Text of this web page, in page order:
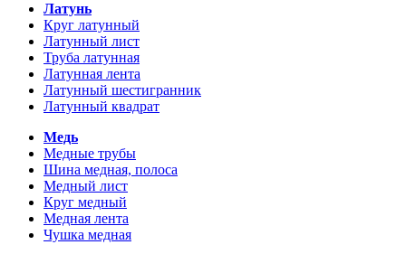
Латунь
Круг латунный
Латунный лист
Труба латунная
Латунная лента
Латунный шестигранник
Латунный квадрат
Медь
Медные трубы
Шина медная, полоса
Медный лист
Круг медный
Медная лента
Чушка медная